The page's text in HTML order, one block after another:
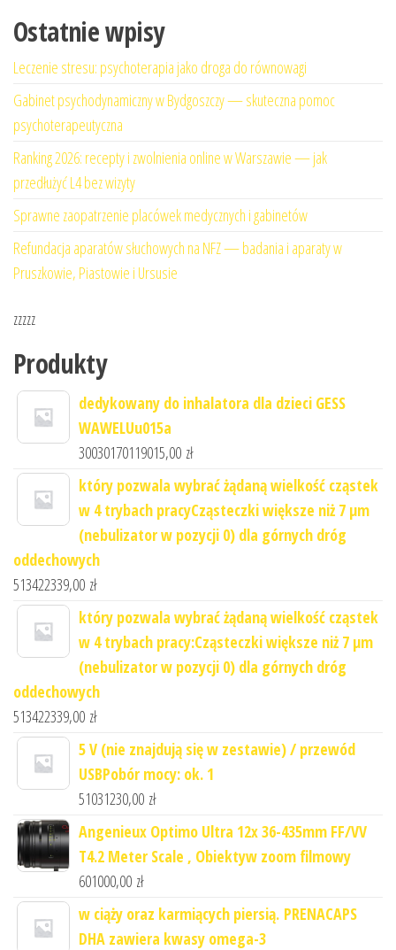
Ostatnie wpisy
Leczenie stresu: psychoterapia jako droga do równowagi
Gabinet psychodynamiczny w Bydgoszczy — skuteczna pomoc
psychoterapeutyczna
Ranking 2026: recepty i zwolnienia online w Warszawie — jak
przedłużyć L4 bez wizyty
Sprawne zaopatrzenie placówek medycznych i gabinetów
Refundacja aparatów słuchowych na NFZ — badania i aparaty w
Pruszkowie, Piastowie i Ursusie
zzzzz
Produkty
dedykowany do inhalatora dla dzieci GESS
WAWELUu015a
30030170119015,00 zł
który pozwala wybrać żądaną wielkość cząstek
w 4 trybach pracyCząsteczki większe niż 7 μm
(nebulizator w pozycji 0) dla górnych dróg
oddechowych
513422339,00 zł
który pozwala wybrać żądaną wielkość cząstek
w 4 trybach pracy:Cząsteczki większe niż 7 μm
(nebulizator w pozycji 0) dla górnych dróg
oddechowych
513422339,00 zł
5 V (nie znajdują się w zestawie) / przewód
USBPobór mocy: ok. 1
51031230,00 zł
Angenieux Optimo Ultra 12x 36-435mm FF/VV
T4.2 Meter Scale , Obiektyw zoom filmowy
601000,00 zł
w ciąży oraz karmiących piersią. PRENACAPS
DHA zawiera kwasy omega-3